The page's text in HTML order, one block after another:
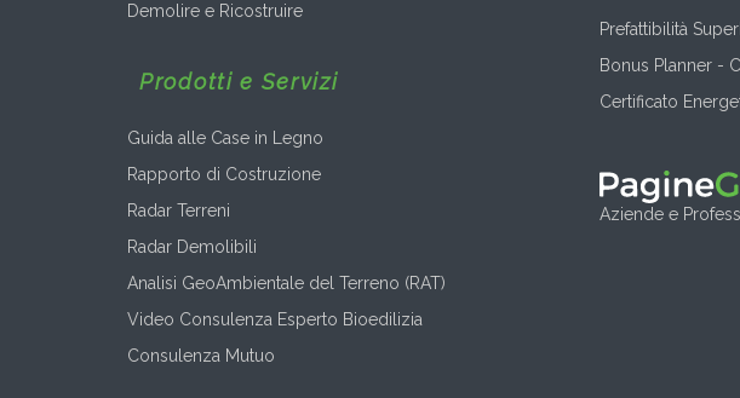
Demolire e Ricostruire
Prodotti e Servizi
Guida alle Case in Legno
Rapporto di Costruzione
Radar Terreni
Radar Demolibili
Analisi GeoAmbientale del Terreno (RAT)
Video Consulenza Esperto Bioedilizia
Consulenza Mutuo
Prefattibilità
Bonus Planner -
Certificato
Aziende e